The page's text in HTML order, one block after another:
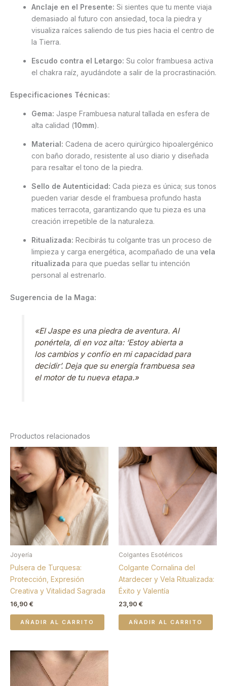
Anclaje en el Presente: Si sientes que tu mente viaja
demasiado al futuro con ansiedad, toca la piedra y
visualiza raíces saliendo de tus pies hacia el centro de
la Tierra.
Escudo contra el Letargo: Su color frambuesa activa
el chakra raíz, ayudándote a salir de la procrastinación.
Especificaciones Técnicas:
Gema: Jaspe Frambuesa natural tallada en esfera de
alta calidad (10mm).
Material: Cadena de acero quirúrgico hipoalergénico
con baño dorado, resistente al uso diario y diseñada
para resaltar el tono de la piedra.
Sello de Autenticidad: Cada pieza es única; sus tonos
pueden variar desde el frambuesa profundo hasta
matices terracota, garantizando que tu pieza es una
creación irrepetible de la naturaleza.
Ritualizada: Recibirás tu colgante tras un proceso de
limpieza y carga energética, acompañado de una vela
ritualizada para que puedas sellar tu intención
personal al estrenarlo.
Sugerencia de la Maga:
«El Jaspe es una piedra de aventura. Al
ponértela, di en voz alta: ‘Estoy abierta a
los cambios y confío en mi capacidad para
decidir’. Deja que su energía frambuesa sea
el motor de tu nueva etapa.»
Productos relacionados
Joyería
Pulsera de Turquesa:
Protección, Expresión
Creativa y Vitalidad Sagrada
16,90 €
AÑADIR AL CARRITO
Colgantes Esotéricos
Colgante Cornalina del
Atardecer y Vela Ritualizada:
Éxito y Valentía
23,90 €
AÑADIR AL CARRITO